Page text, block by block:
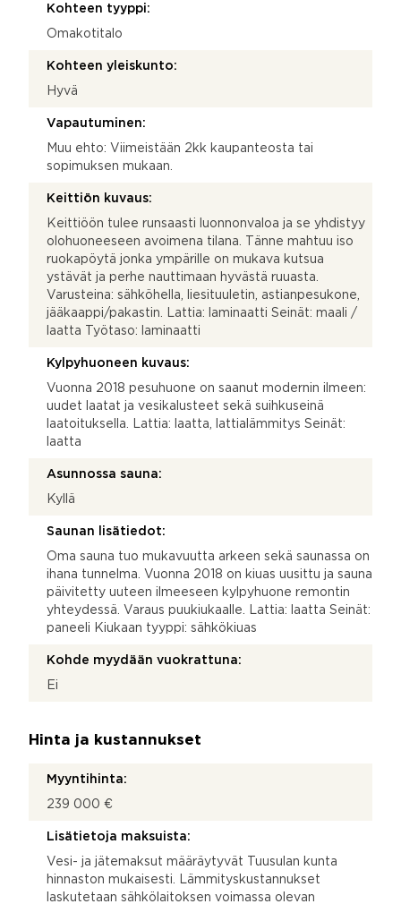
Kohteen tyyppi:
Omakotitalo
Kohteen yleiskunto:
Hyvä
Vapautuminen:
Muu ehto: Viimeistään 2kk kaupanteosta tai
sopimuksen mukaan.
Keittiön kuvaus:
Keittiöön tulee runsaasti luonnonvaloa ja se yhdistyy
olohuoneeseen avoimena tilana. Tänne mahtuu iso
ruokapöytä jonka ympärille on mukava kutsua
ystävät ja perhe nauttimaan hyvästä ruuasta.
Varusteina: sähköhella, liesituuletin, astianpesukone,
jääkaappi/pakastin. Lattia: laminaatti Seinät: maali /
laatta Työtaso: laminaatti
Kylpyhuoneen kuvaus:
Vuonna 2018 pesuhuone on saanut modernin ilmeen:
uudet laatat ja vesikalusteet sekä suihkuseinä
laatoituksella. Lattia: laatta, lattialämmitys Seinät:
laatta
Asunnossa sauna:
Kyllä
Saunan lisätiedot:
Oma sauna tuo mukavuutta arkeen sekä saunassa on
ihana tunnelma. Vuonna 2018 on kiuas uusittu ja sauna
päivitetty uuteen ilmeeseen kylpyhuone remontin
yhteydessä. Varaus puukiukaalle. Lattia: laatta Seinät:
paneeli Kiukaan tyyppi: sähkökiuas
Kohde myydään vuokrattuna:
Ei
Hinta ja kustannukset
Myyntihinta:
239 000 €
Lisätietoja maksuista:
Vesi- ja jätemaksut määräytyvät Tuusulan kunta
hinnaston mukaisesti. Lämmityskustannukset
laskutetaan sähkölaitoksen voimassa olevan